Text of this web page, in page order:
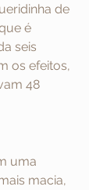
de
é
seis
os efeitos,
48
uma
macia,